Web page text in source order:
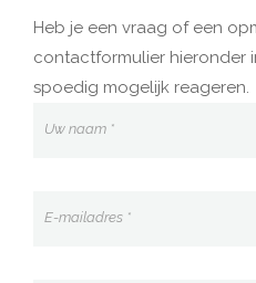
Heb je een vraag of een
contactformulier hieronder
spoedig mogelijk reageren.